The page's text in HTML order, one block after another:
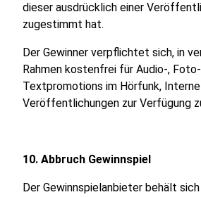
dieser ausdrücklich einer
zugestimmt hat.
Der Gewinner verpflichtet sich, in
Rahmen kostenfrei für Audio-,
Textpromotions im Hörfunk,
Veröffentlichungen zur Verfügung
10. Abbruch Gewinnspiel
Der Gewinnspielanbieter behält sich